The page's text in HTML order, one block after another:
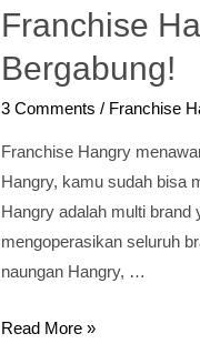
Franchise
Bergabung!
3 Comments / Franchise
Franchise Hangry
Hangry, kamu sudah bisa
Hangry adalah multi
mengoperasikan seluruh
naungan Hangry, …
Franchise
Read More »